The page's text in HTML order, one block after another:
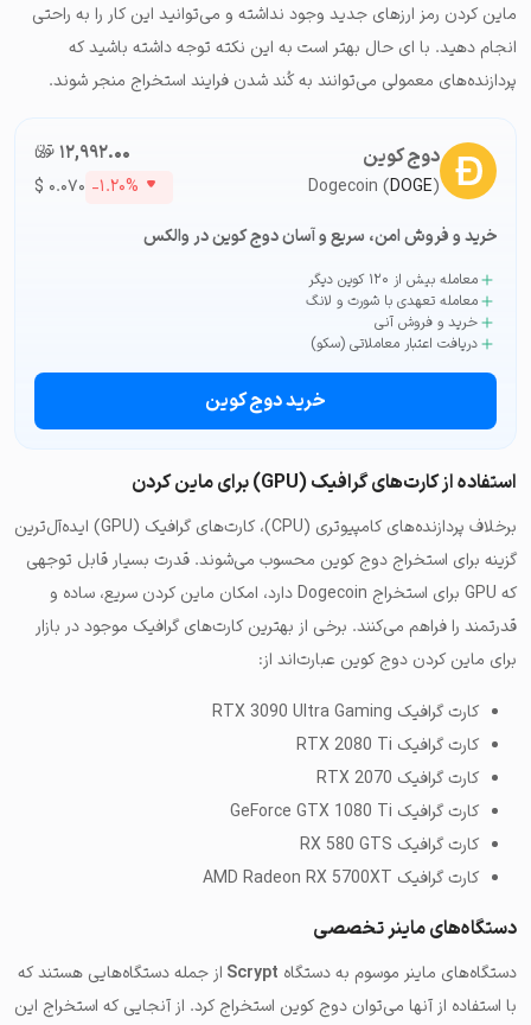
ماین کردن رمز ارزهای جدید وجود نداشته و می‌توانید این کار را به راحتی
انجام دهید. با ای حال بهتر است به این نکته توجه داشته باشید که
پردازنده‌های معمولی می‌توانند به کُند شدن فرایند استخراج منجر شوند.
دوج کوین
Dogecoin (DOGE)
۱۲,۹۹۲.۰۰تومان-ء
$ ۰.۰۷۰ -۱.۲۰%
خرید و فروش امن، سریع و آسان دوج کوین در والکس
معامله بیش از ۱۲۰ کوین دیگر
معامله تعهدی با شورت و لانگ
خرید و فروش آنی
دریافت اعتبار معاملاتی (سکو)
خرید دوج کوین
استفاده از کارت‌های گرافیک (GPU) برای ماین کردن
برخلاف پردازنده‌های کامپیوتری (CPU)، کارت‌های گرافیک (GPU) ایده‌آل‌ترین
گزینه برای استخراج دوج کوین محسوب می‌شوند. قدرت بسیار قابل توجهی
که GPU برای استخراج Dogecoin دارد، امکان ماین کردن سریع، ساده و
قدرتمند را فراهم می‌کنند. برخی از بهترین کارت‌های گرافیک موجود در بازار
برای ماین کردن دوج کوین عبارت‌اند از:
کارت گرافیک RTX 3090 Ultra Gaming
کارت گرافیک RTX 2080 Ti
کارت گرافیک RTX 2070
کارت گرافیک GeForce GTX 1080 Ti
کارت گرافیک RX 580 GTS
کارت گرافیک AMD Radeon RX 5700XT
دستگاه‌های ماینر تخصصی
دستگاه‌های ماینر موسوم به دستگاه Scrypt از جمله دستگاه‌هایی هستند که
با استفاده از آنها می‌توان دوج کوین استخراج کرد. از آنجایی که استخراج این